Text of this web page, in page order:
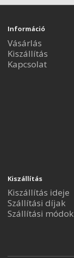
Információ
Vásárlás
Kiszállítás
Kapcsolat
Kiszállítás
Kiszállítás ideje
Szállítási díjak
Szállítási módok